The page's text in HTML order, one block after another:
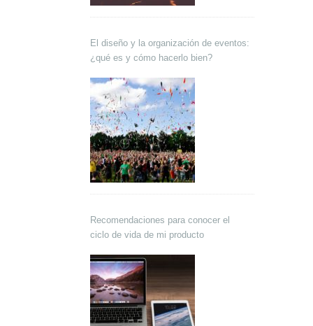
El diseño y la organización de eventos:
¿qué es y cómo hacerlo bien?
Recomendaciones para conocer el
ciclo de vida de mi producto